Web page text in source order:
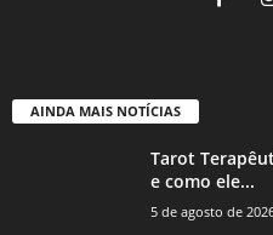
AINDA MAIS NOTÍCIAS
Tarot
e como ele...
5 de agosto de